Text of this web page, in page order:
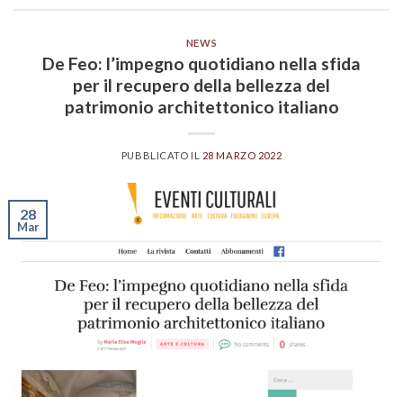
NEWS
De Feo: l’impegno quotidiano nella sfida
per il recupero della bellezza del
patrimonio architettonico italiano
PUBBLICATO IL 28 MARZO 2022
28
Mar